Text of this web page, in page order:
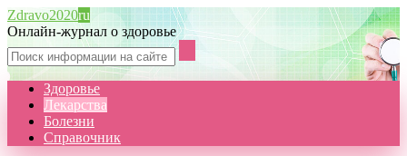
Zdravo2020ru
Онлайн-журнал о здоровье
Здоровье
Лекарства
Болезни
Справочник